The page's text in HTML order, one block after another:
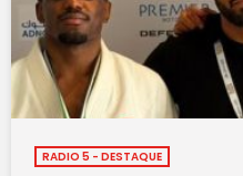
RADIO 5 - DESTAQUE